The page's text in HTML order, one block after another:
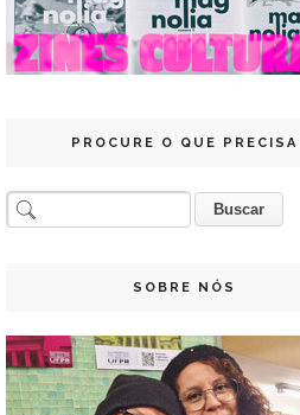
PROCURE O QUE PRECISA
SOBRE NÓS